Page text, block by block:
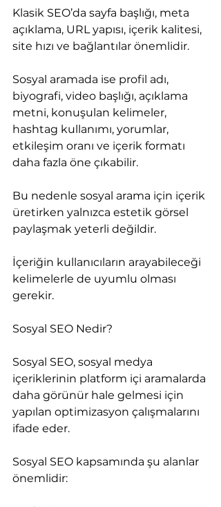
Klasik SEO’da sayfa başlığı, meta
açıklama, URL yapısı, içerik kalitesi,
site hızı ve bağlantılar önemlidir.
Sosyal aramada ise profil adı,
biyografi, video başlığı, açıklama
metni, konuşulan kelimeler,
hashtag kullanımı, yorumlar,
etkileşim oranı ve içerik formatı
daha fazla öne çıkabilir.
Bu nedenle sosyal arama için içerik
üretirken yalnızca estetik görsel
paylaşmak yeterli değildir.
İçeriğin kullanıcıların arayabileceği
kelimelerle de uyumlu olması
gerekir.
Sosyal SEO Nedir?
Sosyal SEO, sosyal medya
içeriklerinin platform içi aramalarda
daha görünür hale gelmesi için
yapılan optimizasyon çalışmalarını
ifade eder.
Sosyal SEO kapsamında şu alanlar
önemlidir: